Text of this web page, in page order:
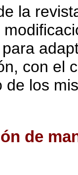
la
con el
de los
de